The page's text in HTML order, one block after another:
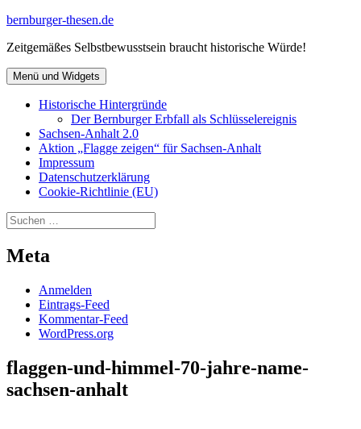
Zum
springen
bernburger-thesen.de
Zeitgemäßes Selbstbewusstsein braucht historische Würde!
Menü und Widgets
Historische Hintergründe
Der Bernburger Erbfall als Schlüsselereignis
Sachsen-Anhalt 2.0
Aktion „Flagge zeigen“ für Sachsen-Anhalt
Impressum
Datenschutz­erklärung
Cookie-Richtlinie (EU)
Suchen
nach:
Meta
Anmelden
Eintrags-Feed
Kommentar-Feed
WordPress.org
flaggen-und-himmel-70-jahre-name-
sachsen-anhalt